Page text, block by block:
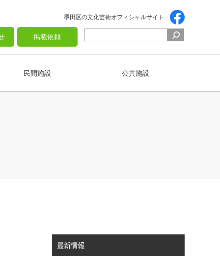
墨田区の文化芸術オフィシャルサイト
掲載依頼
民間施設 公共施設
最新情報